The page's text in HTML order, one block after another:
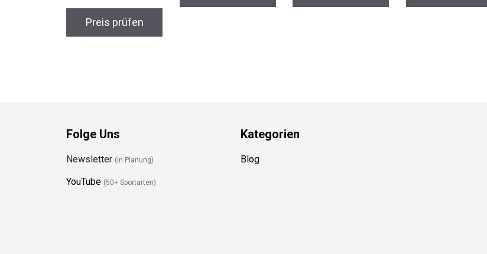
Preis prüfen
Folge Uns
Newsletter (in Planung)
YouTube (50+ Sportarten)
Kategorien
Blog